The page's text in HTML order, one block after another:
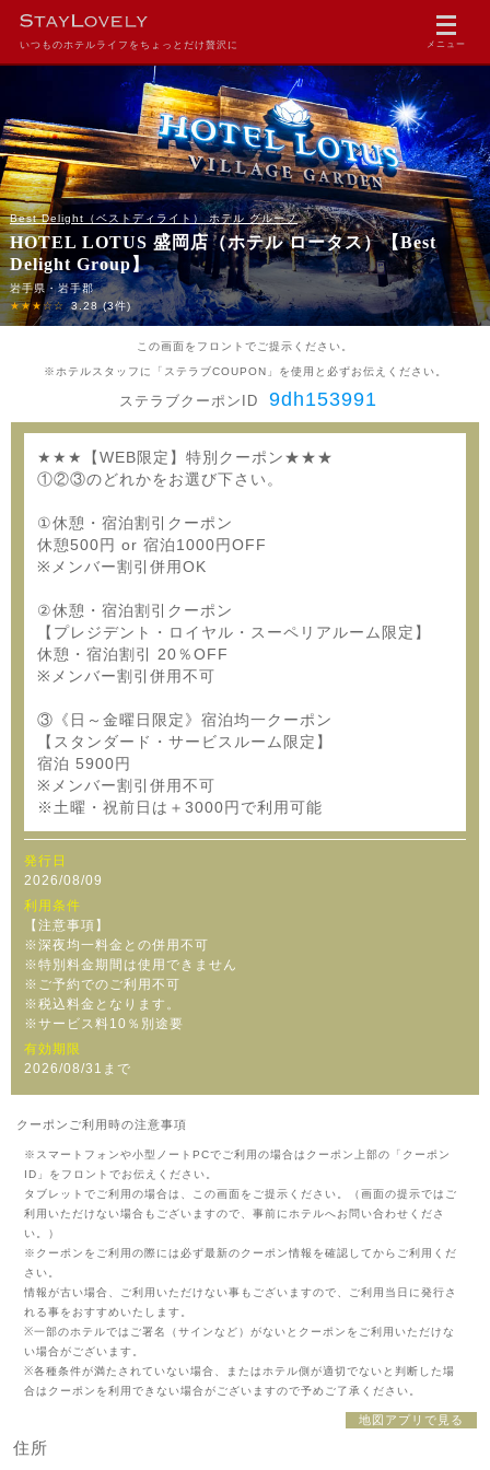
いつものホテルライフをちょっとだけ贅沢に メニュー
Best Delight（ベストディライト） ホテル グループ
HOTEL LOTUS 盛岡店（ホテル ロータス）【Best
Delight Group】
岩手県・岩手郡
★★★☆☆
3.28 (3件)
この画面をフロントでご提示ください。
※ホテルスタッフに「ステラブCOUPON」を使用と必ずお伝えください。
ステラブクーポンID 9dh153991
★★★【WEB限定】特別クーポン★★★
①②③のどれかをお選び下さい。
①休憩・宿泊割引クーポン
休憩500円 or 宿泊1000円OFF
※メンバー割引併用OK
②休憩・宿泊割引クーポン
【プレジデント・ロイヤル・スーペリアルーム限定】
休憩・宿泊割引 20％OFF
※メンバー割引併用不可
③《日～金曜日限定》宿泊均一クーポン
【スタンダード・サービスルーム限定】
宿泊 5900円
※メンバー割引併用不可
※土曜・祝前日は＋3000円で利用可能
発行日
2026/08/09
利用条件
【注意事項】
※深夜均一料金との併用不可
※特別料金期間は使用できません
※ご予約でのご利用不可
※税込料金となります。
※サービス料10％別途要
有効期限
2026/08/31まで
クーポンご利用時の注意事項
※スマートフォンや小型ノートPCでご利用の場合はクーポン上部の「クーポン
ID」をフロントでお伝えください。
タブレットでご利用の場合は、この画面をご提示ください。（画面の提示ではご
利用いただけない場合もございますので、事前にホテルへお問い合わせくださ
い。）
※クーポンをご利用の際には必ず最新のクーポン情報を確認してからご利用くだ
さい。
情報が古い場合、ご利用いただけない事もございますので、ご利用当日に発行さ
れる事をおすすめいたします。
※一部のホテルではご署名（サインなど）がないとクーポンをご利用いただけな
い場合がございます。
※各種条件が満たされていない場合、またはホテル側が適切でないと判断した場
合はクーポンを利用できない場合がございますので予めご了承ください。
地図アプリで見る
住所